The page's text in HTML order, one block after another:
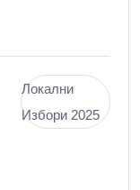
Локални
Избори 2025